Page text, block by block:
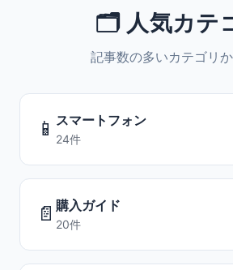
🗂️ 人気カテ
記事数の多いカテゴリ
📱 スマートフォン
24件
📄 購入ガイド
20件